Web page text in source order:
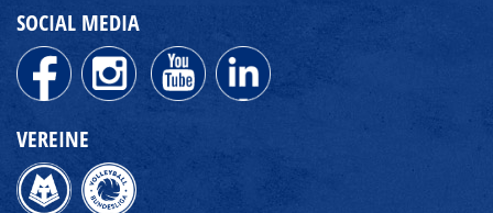
SOCIAL MEDIA
VEREINE